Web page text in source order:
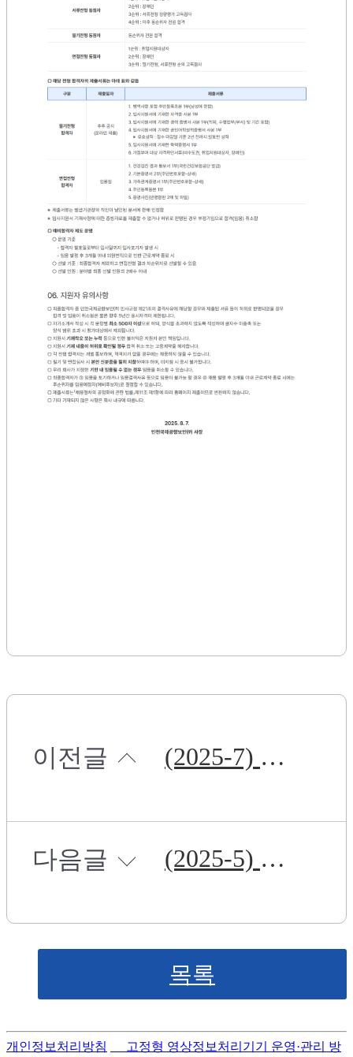
이전글 (2025-7) 보안경비직 직원 채용 공고
다음글 (2025-5) 보안검색직 직원 채용 공고
목록
개인정보처리방침
고정형 영상정보처리기기 운영·관리 방